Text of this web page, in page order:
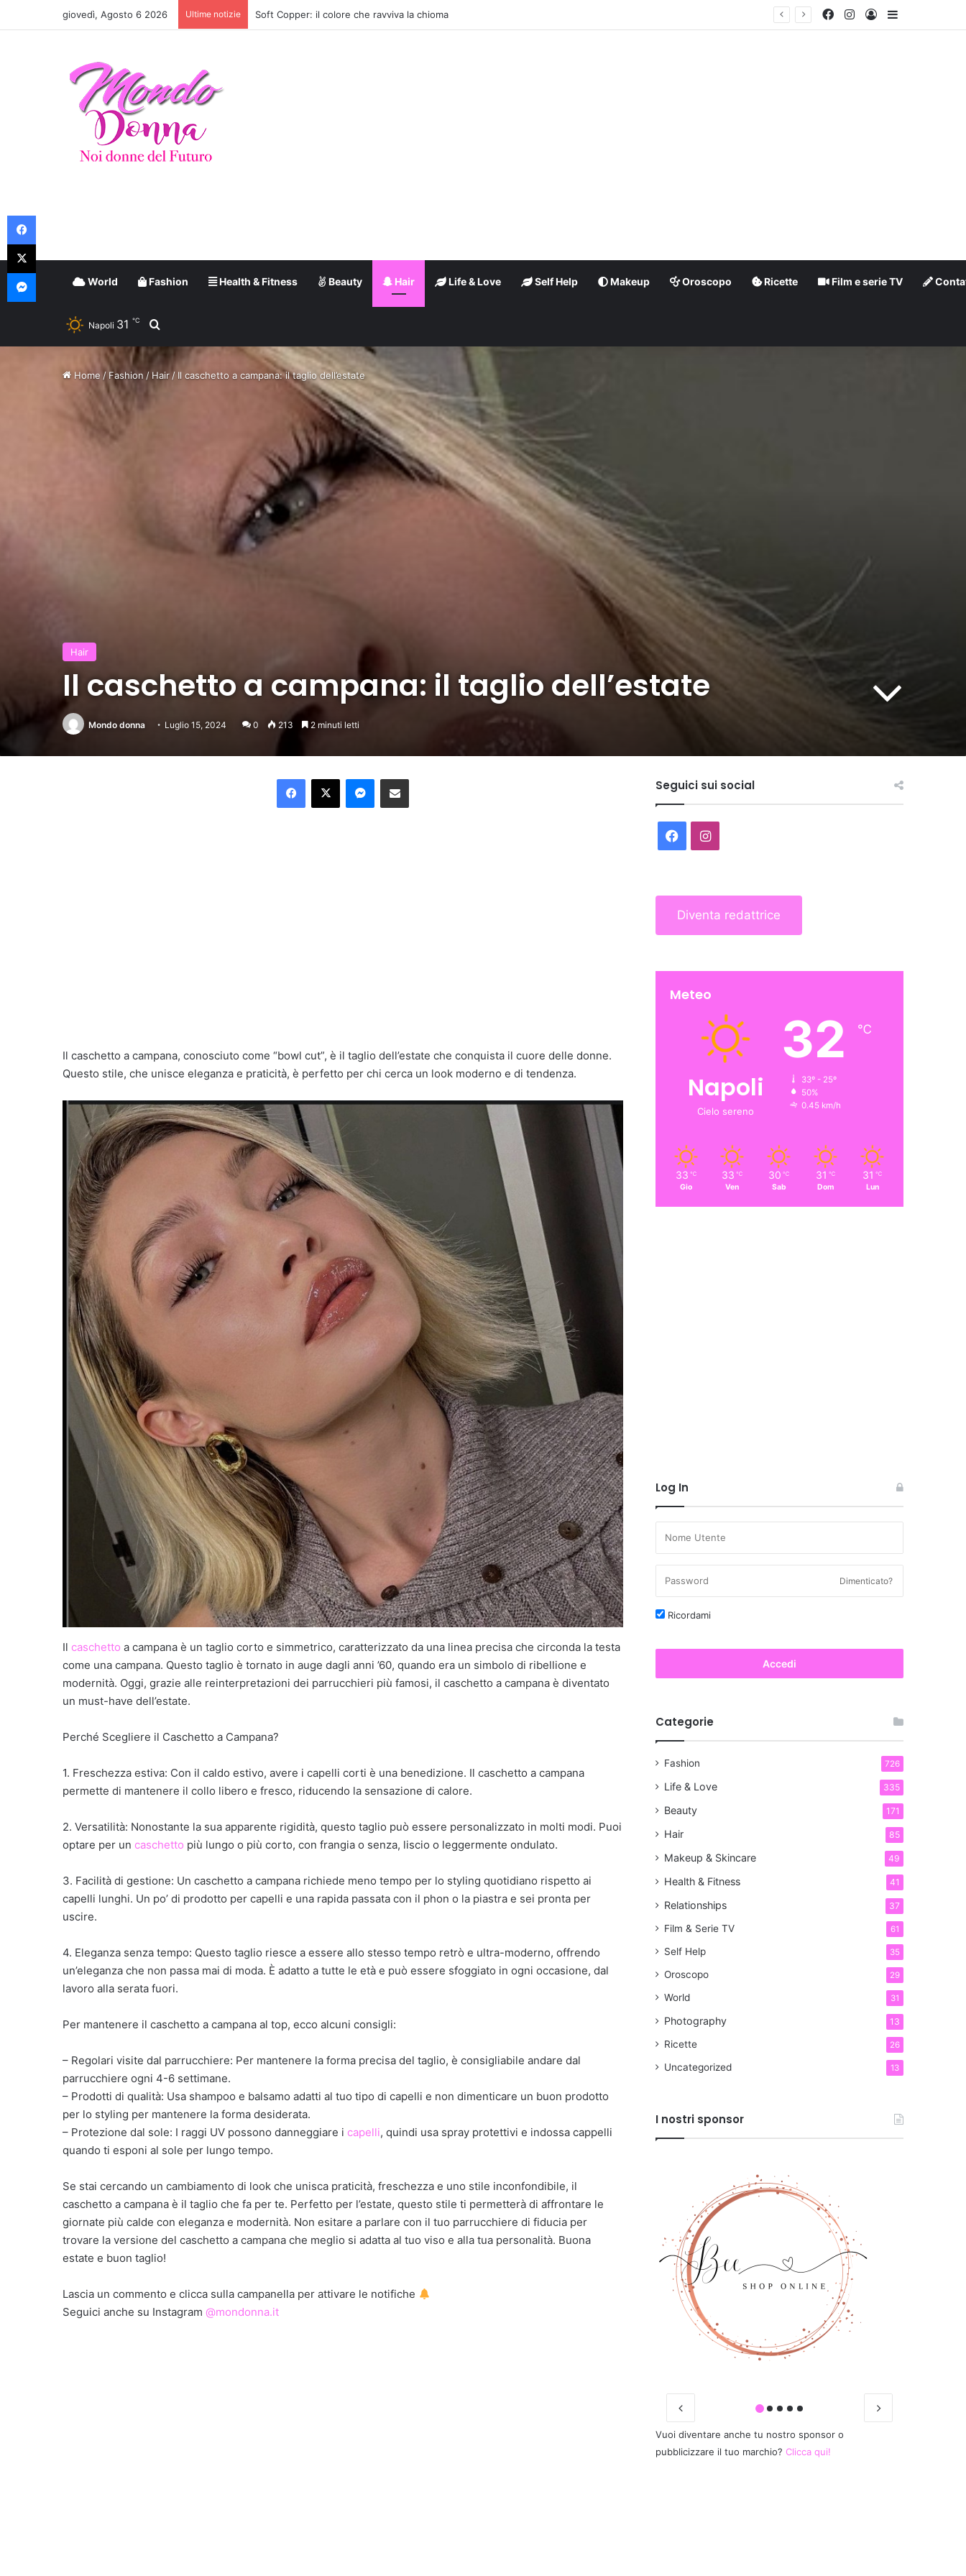
giovedì, Agosto 6 2026 Ultime notizie Look The Odyssey: il trend moda dell’estate Facebook
Instagram
AccediBarra
World Fashion Health & Fitness Beauty Hair Life & Love Self Help Makeup Oroscopo Ricette Film e serie TV
Napoli 31 ℃ Ricerca per
Home / Fashion /Hair / Il caschetto a campana: il taglio dell’estate
Hair
Il caschetto a campana: il taglio dell’estate
Mondo donna Luglio 15, 2024 0 213 2 minuti letti
Facebook
X Messenger
Condividi per email
Il caschetto a campana, conosciuto come “bowl cut”, è il taglio dell’estate che conquista il cuore delle donne.
Questo stile, che unisce eleganza e praticità, è perfetto per chi cerca un look moderno e di tendenza.
Il caschetto a campana è un taglio corto e simmetrico, caratterizzato da una linea precisa che circonda la testa
come una campana. Questo taglio è tornato in auge dagli anni ’60, quando era un simbolo di ribellione e
modernità. Oggi, grazie alle reinterpretazioni dei parrucchieri più famosi, il caschetto a campana è diventato
un must-have dell’estate.
Perché Scegliere il Caschetto a Campana?
1. Freschezza estiva: Con il caldo estivo, avere i capelli corti è una benedizione. Il caschetto a campana
permette di mantenere il collo libero e fresco, riducendo la sensazione di calore.
2. Versatilità: Nonostante la sua apparente rigidità, questo taglio può essere personalizzato in molti modi. Puoi
optare per un caschetto più lungo o più corto, con frangia o senza, liscio o leggermente ondulato.
3. Facilità di gestione: Un caschetto a campana richiede meno tempo per lo styling quotidiano rispetto ai
capelli lunghi. Un po’ di prodotto per capelli e una rapida passata con il phon o la piastra e sei pronta per
uscire.
4. Eleganza senza tempo: Questo taglio riesce a essere allo stesso tempo retrò e ultra-moderno, offrendo
un’eleganza che non passa mai di moda. È adatto a tutte le età e può essere sfoggiato in ogni occasione, dal
lavoro alla serata fuori.
Per mantenere il caschetto a campana al top, ecco alcuni consigli:
– Regolari visite dal parrucchiere: Per mantenere la forma precisa del taglio, è consigliabile andare dal
parrucchiere ogni 4-6 settimane.
– Prodotti di qualità: Usa shampoo e balsamo adatti al tuo tipo di capelli e non dimenticare un buon prodotto
per lo styling per mantenere la forma desiderata.
– Protezione dal sole: I raggi UV possono danneggiare i capelli, quindi usa spray protettivi e indossa cappelli
quando ti esponi al sole per lungo tempo.
Se stai cercando un cambiamento di look che unisca praticità, freschezza e uno stile inconfondibile, il
caschetto a campana è il taglio che fa per te. Perfetto per l’estate, questo stile ti permetterà di affrontare le
giornate più calde con eleganza e modernità. Non esitare a parlare con il tuo parrucchiere di fiducia per
trovare la versione del caschetto a campana che meglio si adatta al tuo viso e alla tua personalità. Buona
estate e buon taglio!
Lascia un commento e clicca sulla campanella per attivare le notifiche
Seguici anche su Instagram @mondonna.it
Seguici sui social
FacebookInstagram
Diventa redattrice
Meteo
Napoli
Cielo sereno
32 ℃
33º - 25º
50%
0.45 km/h
33 ℃
Gio
33 ℃
Ven
30 ℃
Sab
31 ℃
Dom
31 ℃
Lun
Log In
Dimenticato?
Ricordami
Accedi
Categorie
Fashion 726
Life & Love 335
Beauty 171
Hair 85
Makeup & Skincare 49
Health & Fitness 41
Relationships 37
Film & Serie TV 61
Self Help 35
Oroscopo 29
World 31
Photography 13
Ricette 26
Uncategorized 13
I nostri sponsor
Vuoi diventare anche tu nostro sponsor o
pubblicizzare il tuo marchio?Clicca qui!
Facebook
X
Messenger